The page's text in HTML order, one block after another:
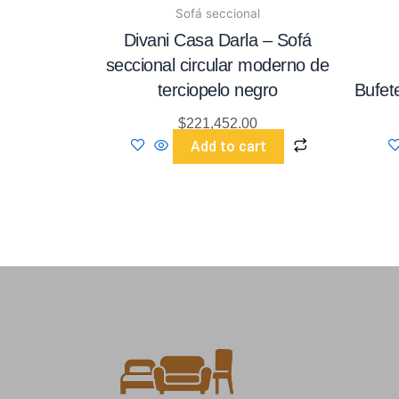
Sofá seccional
Divani Casa Darla – Sofá
seccional circular moderno de
terciopelo negro
$221,452.00
Add to cart